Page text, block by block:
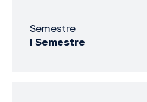
Semestre
I Semestre